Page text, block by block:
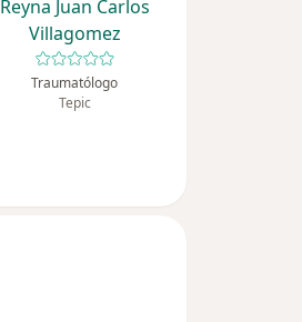
Reyna Juan Carlos
Villagomez
Traumatólogo
Tepic